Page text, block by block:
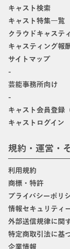
キャスト検索
キャスト特集一覧
クラウドキャステ
キャスティング報
サイトマップ
-
芸能事務所向け
-
キャスト会員登録
キャストログイン
規約・運営・
利用規約
商標・特許
プライバシーポリ
情報セキュリティ
外部送信規律に関
特定商取引法に基
企業情報